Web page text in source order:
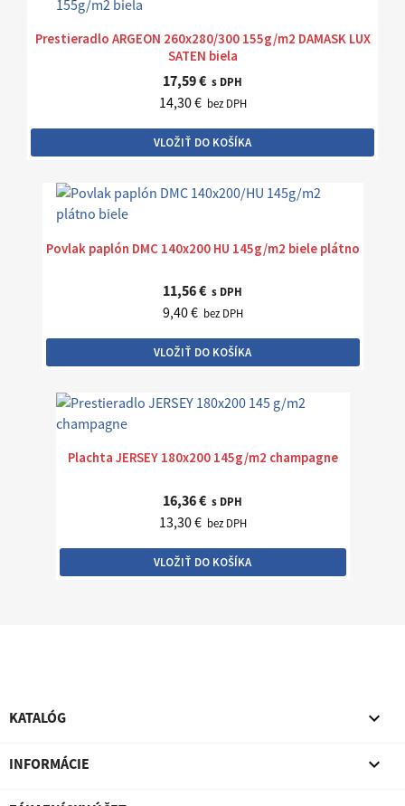
Prestieradlo ARGEON 260x280/300 155g/m2 DAMASK LUX
SATEN biela
17,59 € s DPH
14,30 € bez DPH
VLOŽIŤ DO KOŠÍKA
Povlak paplón DMC 140x200 HU 145g/m2 biele plátno
11,56 € s DPH
9,40 € bez DPH
VLOŽIŤ DO KOŠÍKA
Plachta JERSEY 180x200 145g/m2 champagne
16,36 € s DPH
13,30 € bez DPH
VLOŽIŤ DO KOŠÍKA
KATALÓG 
INFORMÁCIE 